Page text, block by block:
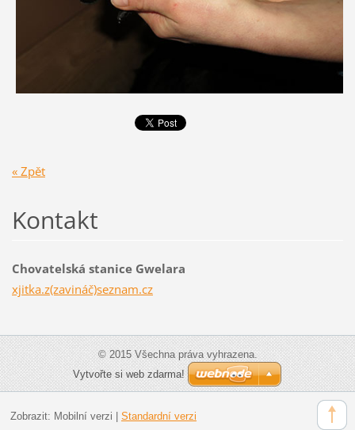
« Zpět
Kontakt
Chovatelská stanice Gwelara
xjitka.z(zavináč)seznam.cz
© 2015 Všechna práva vyhrazena.
Vytvořte si web zdarma!
Zobrazit: Mobilní verzi Standardní verzi